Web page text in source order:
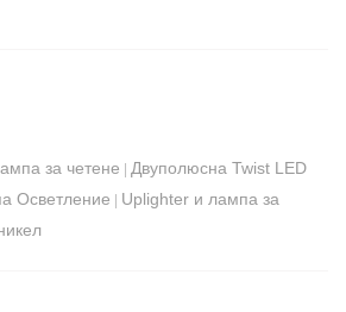
за четене | Двуполюсна Twist LED
Осветление | Uplighter и лампа за